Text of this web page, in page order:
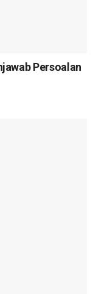
Persoalan